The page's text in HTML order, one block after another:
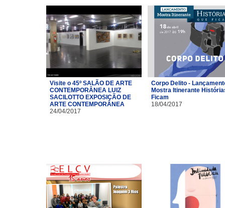
Visite o 45º SALÃO DE ARTE
CONTEMPORÂNEA LUIZ
SACILOTTO EXPOSIÇÃO DE
ARTE CONTEMPORÂNEA
24/04/2017
Corpo Delito -
Mostra Itinerante
Ficam
18/04/2017